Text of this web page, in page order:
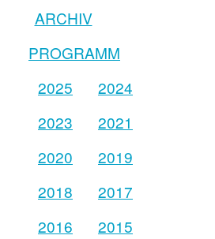
ARCHIV
PROGRAMM
2025
2024
2023
2021
2020
2019
2018
2017
2016
2015